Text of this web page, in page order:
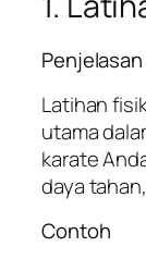
Penjelasan
Latihan
utama
karate
daya
Contoh